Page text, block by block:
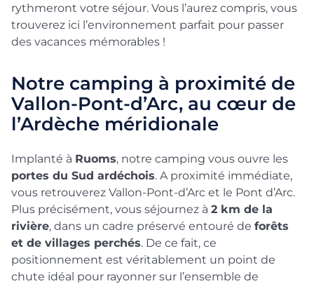
rythmeront votre séjour. Vous l’aurez compris, vous
trouverez ici l’environnement parfait pour passer
des vacances mémorables !
Notre camping à proximité de
Vallon-Pont-d’Arc, au cœur de
l’Ardèche méridionale
Implanté à Ruoms, notre camping vous ouvre les
portes du Sud ardéchois. A proximité immédiate,
vous retrouverez Vallon-Pont-d’Arc et le Pont d’Arc.
Plus précisément, vous séjournez à 2 km de la
rivière, dans un cadre préservé entouré de forêts
et de villages perchés. De ce fait, ce
positionnement est véritablement un point de
chute idéal pour rayonner sur l’ensemble de